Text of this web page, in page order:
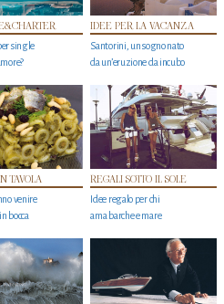
single
IDEE PER LA VACANZA
Santorini, un sogno nato
da un’eruzione da incubo
TAVOLA
venire
bocca
REGALI SOTTO IL SOLE
Idee regalo per chi
ama barche e mare